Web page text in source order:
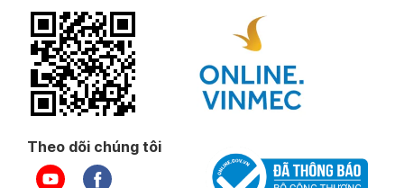
Theo dõi chúng tôi